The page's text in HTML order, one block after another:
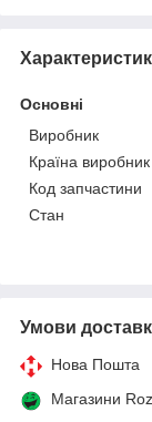
Основні
Виробник
Країна виробник
Код запчастини
Стан
Умови
Нова Пошта
Магазини